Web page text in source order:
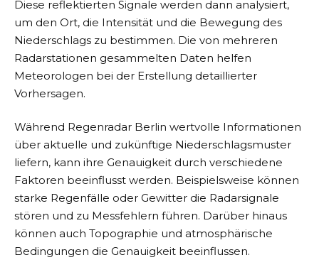
Diese reflektierten Signale werden dann analysiert,
um den Ort, die Intensität und die Bewegung des
Niederschlags zu bestimmen. Die von mehreren
Radarstationen gesammelten Daten helfen
Meteorologen bei der Erstellung detaillierter
Vorhersagen.
Während Regenradar Berlin wertvolle Informationen
über aktuelle und zukünftige Niederschlagsmuster
liefern, kann ihre Genauigkeit durch verschiedene
Faktoren beeinflusst werden. Beispielsweise können
starke Regenfälle oder Gewitter die Radarsignale
stören und zu Messfehlern führen. Darüber hinaus
können auch Topographie und atmosphärische
Bedingungen die Genauigkeit beeinflussen.